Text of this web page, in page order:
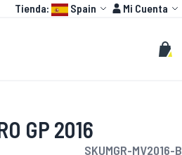
Language:
Tienda: Spain Cuenta
Mi Cuenta
Buscar
Mi
GP 2016
SKUMGR-MV2016-B